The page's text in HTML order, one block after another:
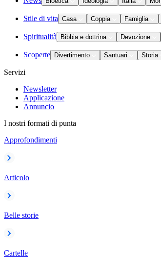
Stile di vita Casa Coppia Famiglia
Spiritualità Bibbia e dottrina Devozione
Scoperte Divertimento Santuari Storia
Servizi
Newsletter
Applicazione
Annuncio
I nostri formati di punta
Approfondimenti
Articolo
Belle storie
Cartelle